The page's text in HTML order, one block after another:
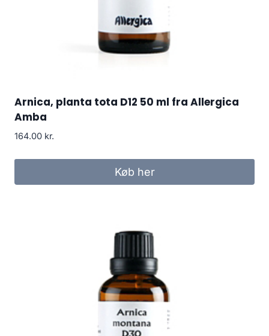
Arnica, planta tota D12 50 ml fra Allergica
Amba
164.00 kr.
Køb her